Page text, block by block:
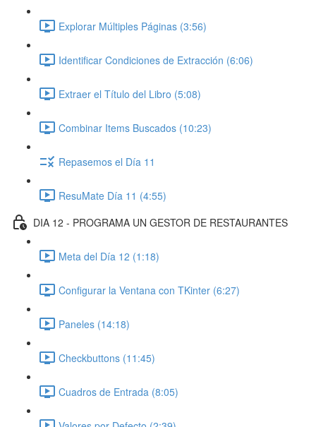
Explorar Múltiples Páginas (3:56)
Identificar Condiciones de Extracción (6:06)
Extraer el Título del Libro (5:08)
Combinar Items Buscados (10:23)
Repasemos el Día 11
ResuMate Día 11 (4:55)
DIA 12 - PROGRAMA UN GESTOR DE RESTAURANTES
Meta del Día 12 (1:18)
Configurar la Ventana con TKinter (6:27)
Paneles (14:18)
Checkbuttons (11:45)
Cuadros de Entrada (8:05)